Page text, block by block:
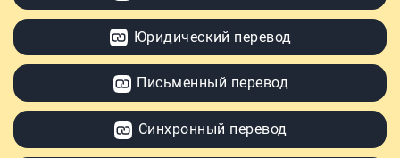
Юридический перевод
Письменный перевод
Синхронный перевод